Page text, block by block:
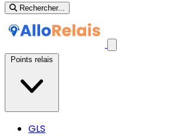
Rechercher...
GLS